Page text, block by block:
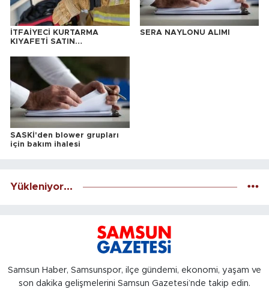
İTFAİYECİ KURTARMA
KIYAFETİ SATIN
SERA NAYLONU ALIMI
SASKİ'den blower grupları
için bakım ihalesi
Yükleniyor...
Samsun Haber, Samsunspor, ilçe gündemi, ekonomi, yaşam ve
son dakika gelişmelerini Samsun Gazetesi’nde takip edin.